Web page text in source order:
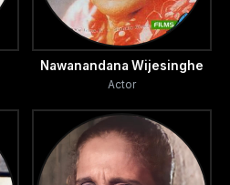
Nawanandana Wijesinghe
Actor